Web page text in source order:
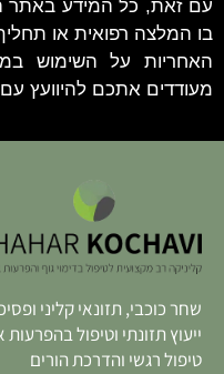
עם זאת, כל המידע באתר
בו המלצה רפואית או
האחריות על השימוש
מעודדים אתכם להיוועץ
שחר כוכבי, תזונאי קליני
ייעוץ תזונתי וטיפול בהפרעות
טיפול רגשי והדרכת הורים